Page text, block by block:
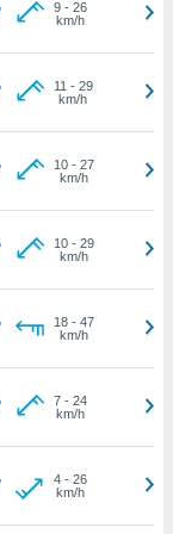
9- 26
km/h
11 - 29
km/h
10- 27
km/h
10- 29
km/h
18- 47
km/h
7- 24
km/h
4- 26
km/h